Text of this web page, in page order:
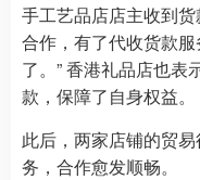
手工艺品店店主收到
合作，有了代收货款
了。” 香港礼品店也表
款，保障了自身权益。
此后，两家店铺的贸
务，合作愈发顺畅。